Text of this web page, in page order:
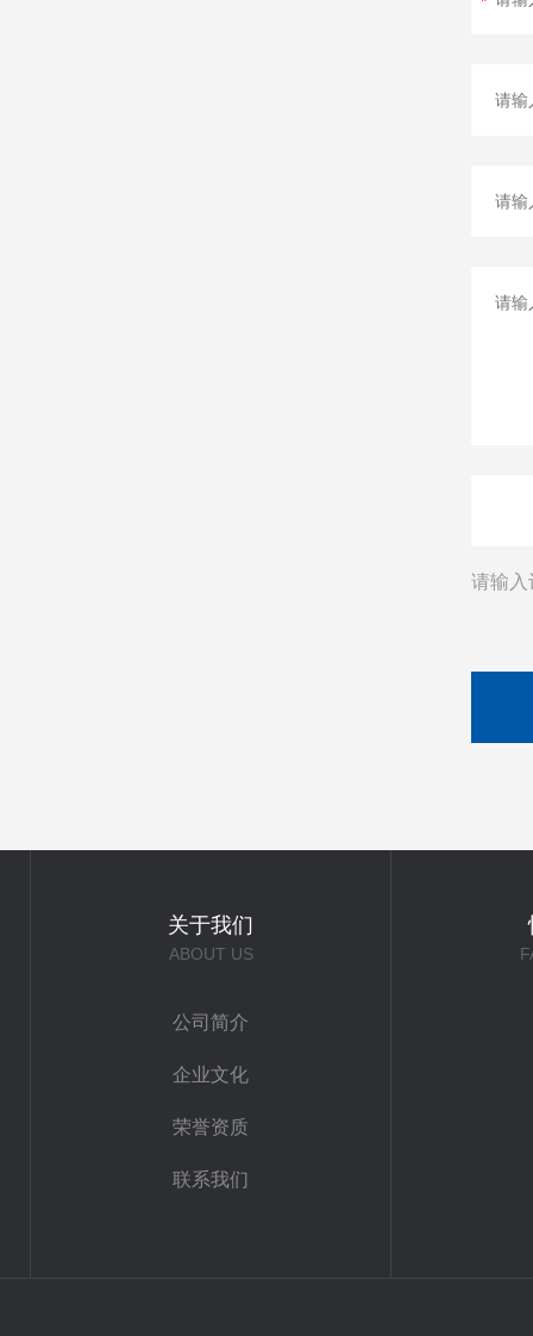
请输入
关于我们
ABOUT US
公司简介
企业文化
荣誉资质
联系我们